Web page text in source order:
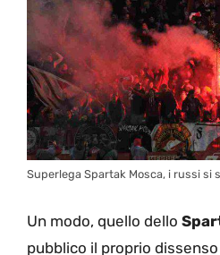
Superlega Spartak Mosca, i russi si
Un modo, quello dello
pubblico il proprio